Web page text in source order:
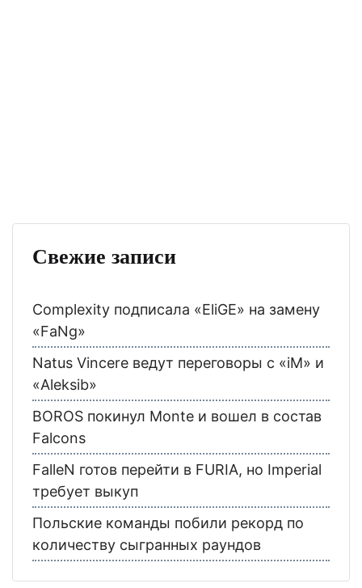
Свежие записи
Complexity подписала «EliGE» на замену
«FaNg»
Natus Vincere ведут переговоры с «iM» и
«Aleksib»
BOROS покинул Monte и вошел в состав
Falcons
FalleN готов перейти в FURIA, но Imperial
требует выкуп
Польские команды побили рекорд по
количеству сыгранных раундов